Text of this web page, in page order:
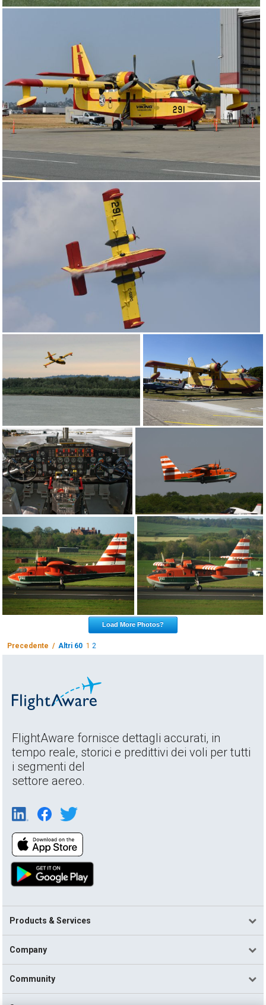
Load More Photos?
Precedente /Altri 60 12
FlightAware fornisce dettagli accurati, in
tempo reale, storici e predittivi dei voli per tutti
i segmenti del
settore aereo.
Products & Services
Company
Community